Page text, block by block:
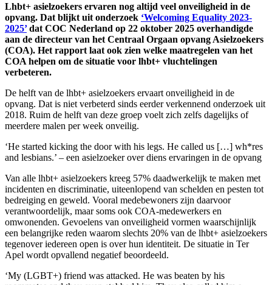
Lhbt+ asielzoekers ervaren nog altijd veel onveiligheid in de
opvang. Dat blijkt uit onderzoek ‘Welcoming Equality 2023-
2025’dat COC Nederland op 22 oktober 2025 overhandigde
aan de directeur van het Centraal Orgaan opvang Asielzoekers
(COA). Het rapport laat ook zien welke maatregelen van het
COA helpen om de situatie voor lhbt+ vluchtelingen
verbeteren.
De helft van de lhbt+ asielzoekers ervaart onveiligheid in de
opvang. Dat is niet verbeterd sinds eerder verkennend onderzoek uit
2018. Ruim de helft van deze groep voelt zich zelfs dagelijks of
meerdere malen per week onveilig.
‘He started kicking the door with his legs. He called us […] wh*res
and lesbians.’ – een asielzoeker over diens ervaringen in de opvang
Van alle lhbt+ asielzoekers kreeg 57% daadwerkelijk te maken met
incidenten en discriminatie, uiteenlopend van schelden en pesten tot
bedreiging en geweld. Vooral medebewoners zijn daarvoor
verantwoordelijk, maar soms ook COA-medewerkers en
omwonenden. Gevoelens van onveiligheid vormen waarschijnlijk
een belangrijke reden waarom slechts 20% van de lhbt+ asielzoekers
tegenover iedereen open is over hun identiteit. De situatie in Ter
Apel wordt opvallend negatief beoordeeld.
‘My (LGBT+) friend was attacked. He was beaten by his